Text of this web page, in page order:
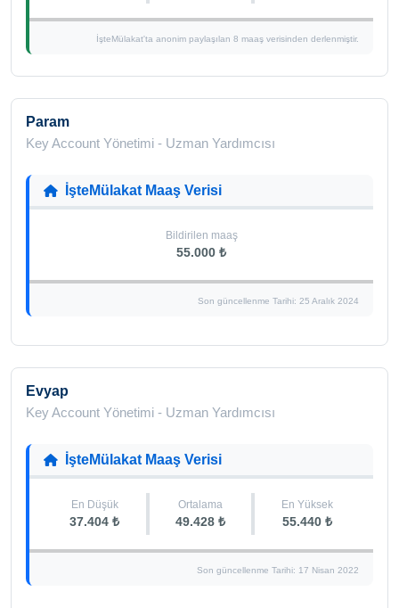
İşteMülakat'ta anonim paylaşılan 8 maaş verisinden derlenmiştir.
Param
Key Account Yönetimi - Uzman Yardımcısı
İşteMülakat Maaş Verisi
Bildirilen maaş
55.000 ₺
Son güncellenme Tarihi: 25 Aralık 2024
Evyap
Key Account Yönetimi - Uzman Yardımcısı
İşteMülakat Maaş Verisi
En Düşük
37.404 ₺
Ortalama
49.428 ₺
En Yüksek
55.440 ₺
Son güncellenme Tarihi: 17 Nisan 2022